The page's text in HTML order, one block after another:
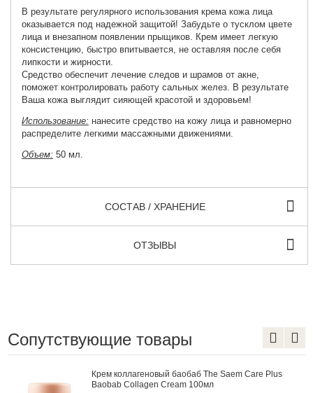
В результате регулярного использования крема кожа лица
оказывается под надежной защитой! Забудьте о тусклом цвете
лица и внезапном появлении прыщиков. Крем имеет легкую
консистенцию, быстро впитывается, не оставляя после себя
липкости и жирности.
Средство обеспечит лечение следов и шрамов от акне,
поможет контролировать работу сальных желез. В результате
Ваша кожа выглядит сияющей красотой и здоровьем!
Использование: нанесите средство на кожу лица и равномерно
распределите легкими массажными движениями.
Объем: 50 мл.
СОСТАВ / ХРАНЕНИЕ
ОТЗЫВЫ
Сопутствующие товары
Крем коллагеновый баобаб The Saem Care Plus
Baobab Collagen Cream 100мл